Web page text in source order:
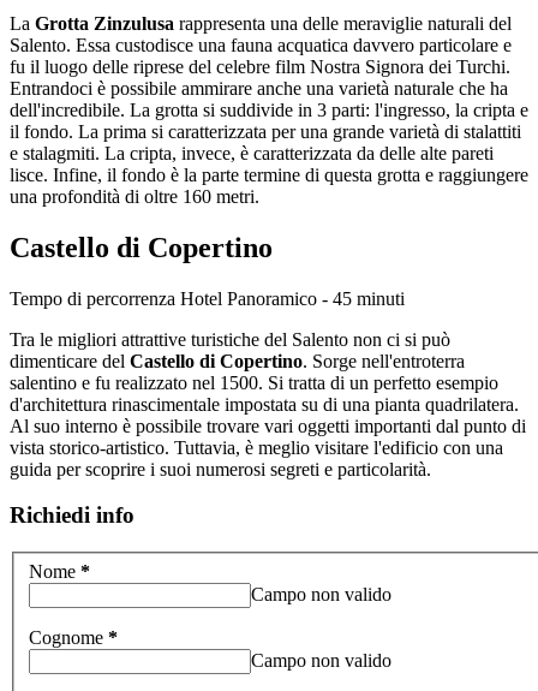
La Grotta Zinzulusa rappresenta una delle meraviglie naturali del
Salento. Essa custodisce una fauna acquatica davvero particolare e
fu il luogo delle riprese del celebre film Nostra Signora dei Turchi.
Entrandoci è possibile ammirare anche una varietà naturale che ha
dell'incredibile. La grotta si suddivide in 3 parti: l'ingresso, la cripta e
il fondo. La prima si caratterizzata per una grande varietà di stalattiti
e stalagmiti. La cripta, invece, è caratterizzata da delle alte pareti
lisce. Infine, il fondo è la parte termine di questa grotta e raggiungere
una profondità di oltre 160 metri.
Castello di Copertino
Tempo di percorrenza Hotel Panoramico - 45 minuti
Tra le migliori attrattive turistiche del Salento non ci si può
dimenticare del Castello di Copertino. Sorge nell'entroterra
salentino e fu realizzato nel 1500. Si tratta di un perfetto esempio
d'architettura rinascimentale impostata su di una pianta quadrilatera.
Al suo interno è possibile trovare vari oggetti importanti dal punto di
vista storico-artistico. Tuttavia, è meglio visitare l'edificio con una
guida per scoprire i suoi numerosi segreti e particolarità.
Richiedi info
Nome *
Campo non valido
Cognome *
Campo non valido